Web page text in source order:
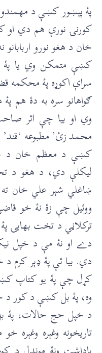
پۀ پېښور کښې د مهمندو د
کورنۍ نورې هم دي او
خان د هغو نورو
سراې اکوړه پۀ محکمه
ګواهانو سره به دۀ هم
وي او بيا چې اثر
کښې د معظم خان د
ليکلې دي، د هغو د
ښاغلي شېر علي خان ته
ووئيل چې زۀ نۀ خو
ترکلاڼي د تخت بهايۍ پۀ
دے او نۀ مې د خپل
دي. بيا ئې پۀ ډېر کرم
کړل چې پۀ يو کتاپ
وه، پۀ بل کښې د کور
د خپل حج حالات، پۀ
تاريخونه وغېره وغېره